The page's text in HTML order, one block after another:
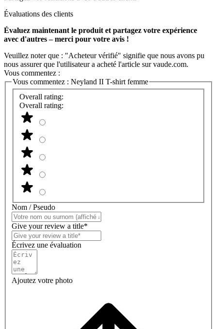
Évaluations des clients
Évaluez maintenant le produit et partagez votre expérience
avec d'autres – merci pour votre avis !
Veuillez noter que : "Acheteur vérifié" signifie que nous avons pu
nous assurer que l'utilisateur a acheté l'article sur vaude.com.
Vous commentez :
Vous commentez : Neyland II T-shirt femme
Overall rating:
Overall rating:
Nom / Pseudo
Give your review a title*
Écrivez une évaluation
Ajoutez votre photo